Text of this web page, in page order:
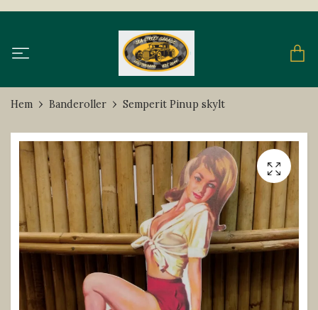
Hem Banderoller Semperit Pinup skylt